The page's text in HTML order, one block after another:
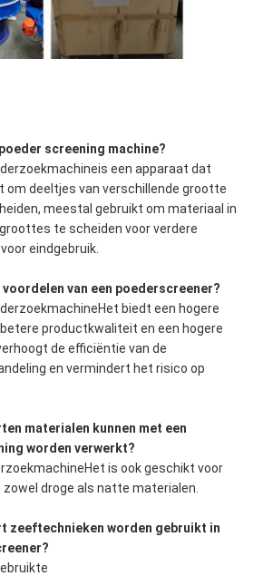
screening machine?
is een apparaat dat
om deeltjes van verschillende grootte
meestal gebruikt om materiaal in
te scheiden voor verdere
eindgebruik.
voordelen van een poederscreener?
Het biedt een hogere
productkwaliteit en een hogere
de efficiëntie van de
en vermindert het risico op
materialen kunnen met een
worden verwerkt?
Het is ook geschikt voor
droge als natte materialen.
zeeftechnieken worden gebruikt in